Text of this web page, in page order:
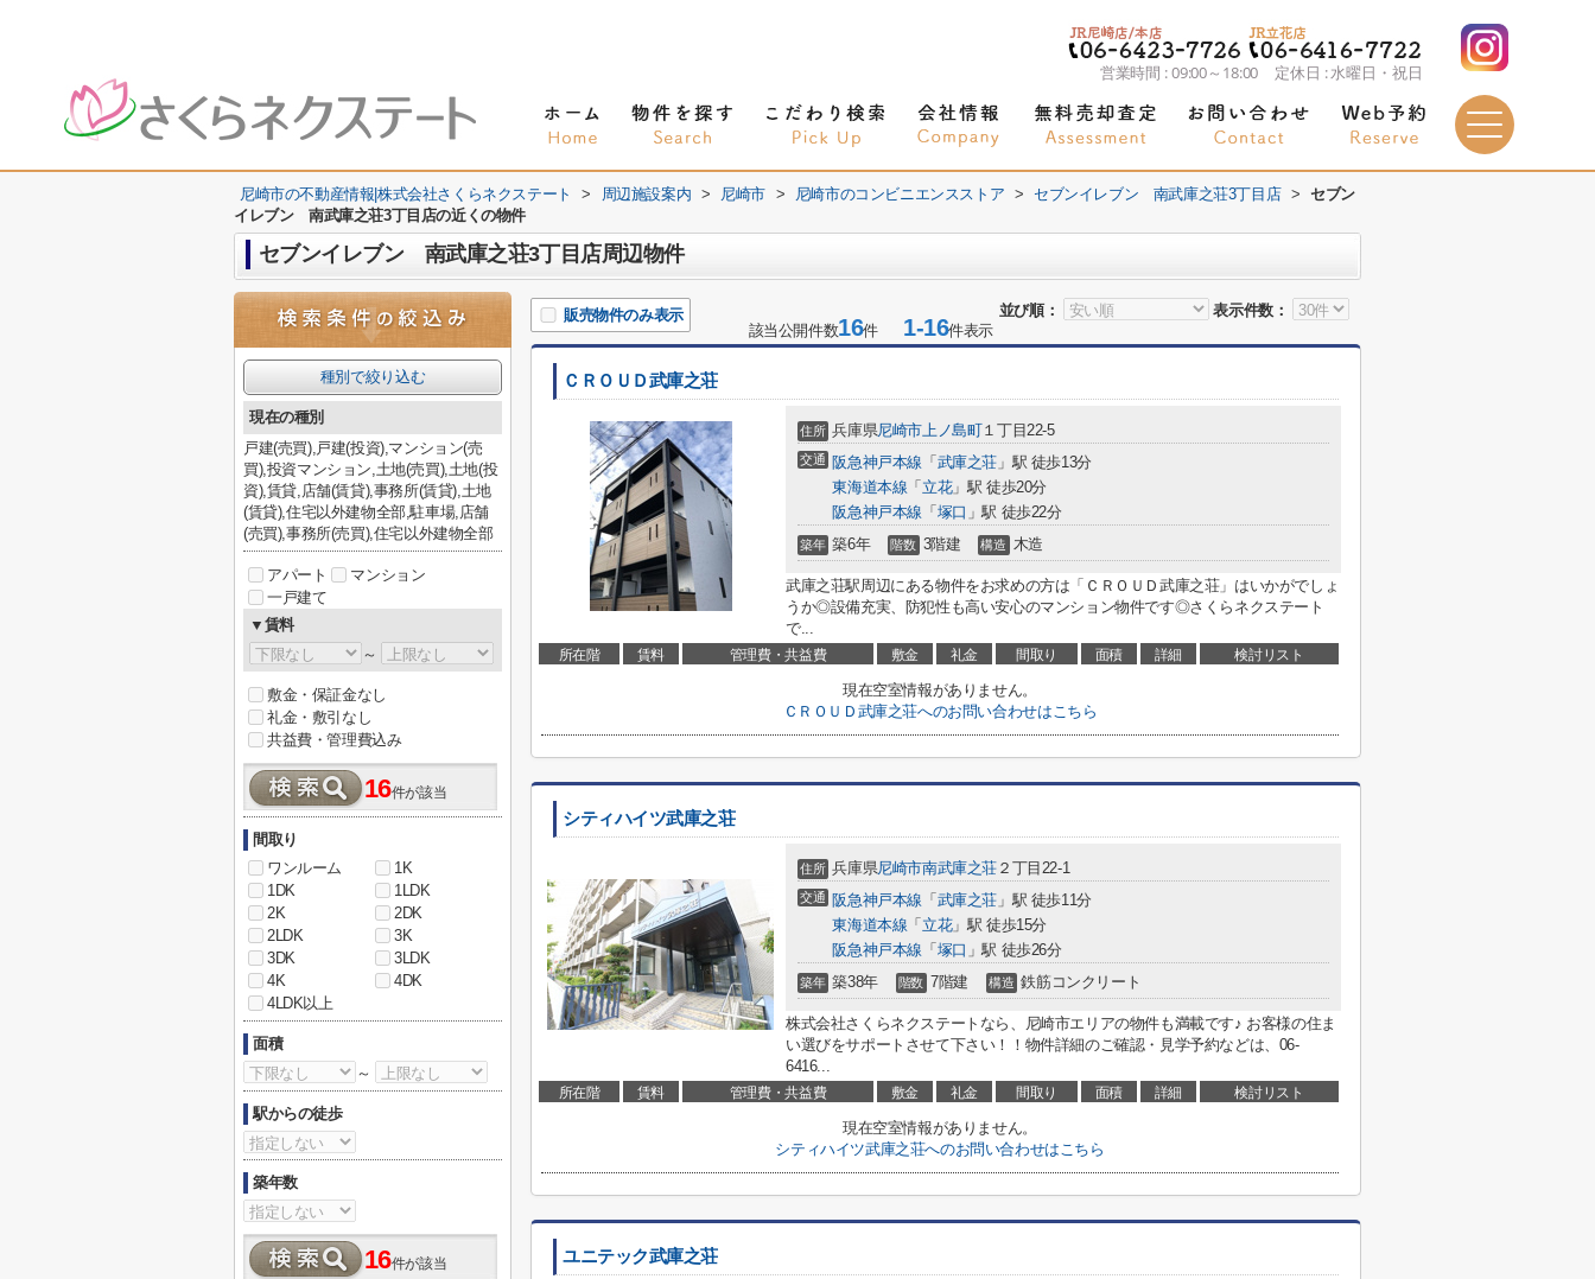
営業時間 : 09:00～18:00 定休日 : 水曜日・祝日
尼崎市の不動産情報|株式会社さくらネクステート > 周辺施設案内 > 尼崎市 > 尼崎市のコンビニエンスストア > セブンイレブン 南武庫之荘3丁目店 >
セブン
イレブン 南武庫之荘3丁目店の近くの物件
セブンイレブン 南武庫之荘3丁目店周辺物件
並び順： 表示件数：
販売物件のみ表示
該当公開件数16件1-16件表示
ＣＲＯＵＤ武庫之荘
住所 兵庫県尼崎市上ノ島町１丁目22-5
交通 阪急神戸本線 「 武庫之荘 」駅 徒歩13分
東海道本線 「 立花」駅 徒歩20分
阪急神戸本線 「 塚口 」駅 徒歩22分
築年 築6年 階数 3階建 構造 木造
武庫之荘駅周辺にある物件をお求めの方は「ＣＲＯＵＤ武庫之荘」はいかがでしょ
うか◎設備充実、防犯性も高い安心のマンション物件です◎さくらネクステート
で...
所在階 賃料 管理費・共益費 敷金 礼金 間取り 面積 詳細 検討リスト
現在空室情報がありません。
ＣＲＯＵＤ武庫之荘へのお問い合わせはこちら
シティハイツ武庫之荘
住所 兵庫県尼崎市南武庫之荘 ２丁目22-1
交通 阪急神戸本線 「 武庫之荘 」駅 徒歩11分
東海道本線 「 立花」駅 徒歩15分
阪急神戸本線 「 塚口 」駅 徒歩26分
築年 築38年 階数 7階建 構造 鉄筋コンクリート
株式会社さくらネクステートなら、尼崎市エリアの物件も満載です♪ お客様の住ま
い選びをサポートさせて下さい！！物件詳細のご確認・見学予約などは、06-
6416...
所在階 賃料 管理費・共益費 敷金 礼金 間取り 面積 詳細 検討リスト
現在空室情報がありません。
シティハイツ武庫之荘へのお問い合わせはこちら
ユニテック武庫之荘
種別で絞り込む
現在の種別
戸建(売買),戸建(投資),マンション(売
買),投資マンション,土地(売買),土地(投
資),賃貸,店舗(賃貸),事務所(賃貸),土地
(賃貸),住宅以外建物全部,駐車場,店舗
(売買),事務所(売買),住宅以外建物全部
アパート
マンション
一戸建て
▼賃料
～
敷金・保証金なし
礼金・敷引なし
共益費・管理費込み
16件が該当
間取り
ワンルーム
1K
1DK
1LDK
2K
2DK
2LDK
3K
3DK
3LDK
4K
4DK
4LDK以上
面積
～
駅からの徒歩
築年数
16件が該当